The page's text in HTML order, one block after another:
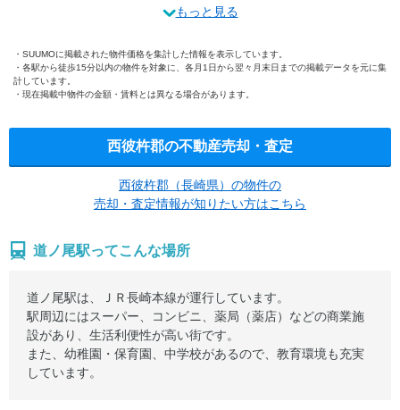
もっと見る
SUUMOに掲載された物件価格を集計した情報を表示しています。
各駅から徒歩15分以内の物件を対象に、各月1日から翌々月末日までの掲載データを元に集
計しています。
現在掲載中物件の金額・賃料とは異なる場合があります。
西彼杵郡の不動産売却・査定
西彼杵郡（長崎県）の物件の
売却・査定情報が知りたい方はこちら
道ノ尾駅ってこんな場所
道ノ尾駅は、ＪＲ長崎本線が運行しています。
駅周辺にはスーパー、コンビニ、薬局（薬店）などの商業施
設があり、生活利便性が高い街です。
また、幼稚園・保育園、中学校があるので、教育環境も充実
しています。